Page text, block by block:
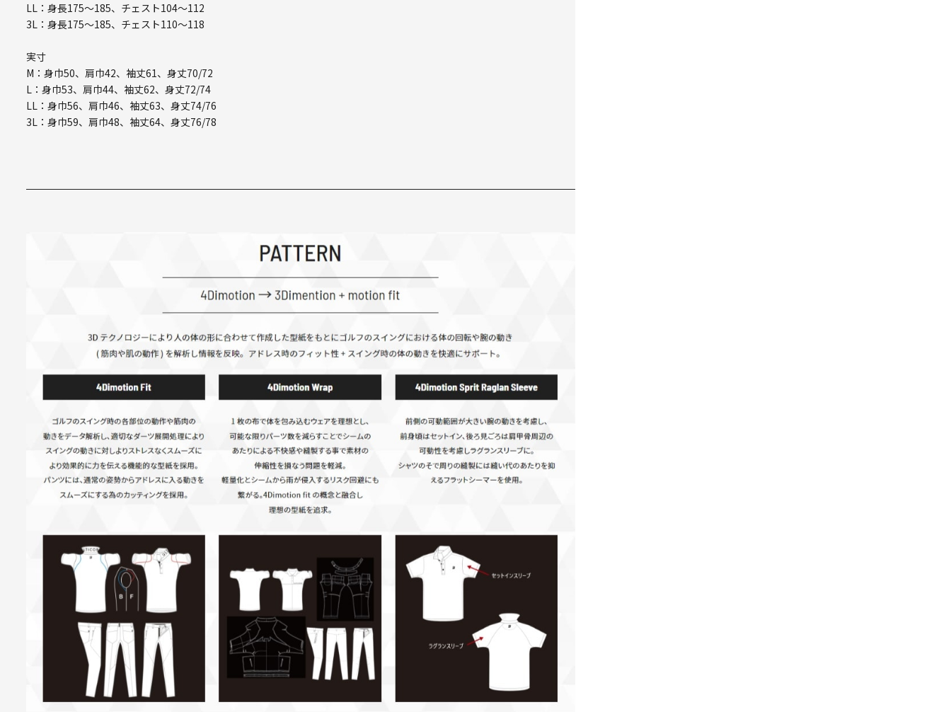
LL：身長175～185、チェスト104～112
3L：身長175～185、チェスト110～118
実寸
M：身巾50、肩巾42、袖丈61、身丈70/72
L：身巾53、肩巾44、袖丈62、身丈72/74
LL：身巾56、肩巾46、袖丈63、身丈74/76
3L：身巾59、肩巾48、袖丈64、身丈76/78